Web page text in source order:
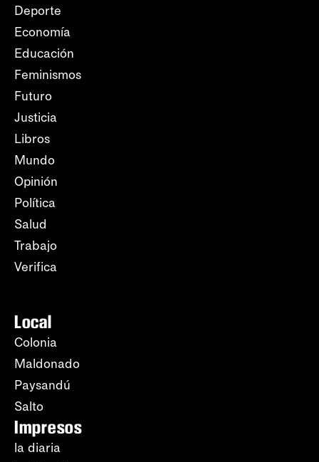
Deporte
Economía
Educación
Feminismos
Futuro
Justicia
Libros
Mundo
Opinión
Política
Salud
Trabajo
Verifica
Local
Colonia
Maldonado
Paysandú
Salto
Impresos
la diaria